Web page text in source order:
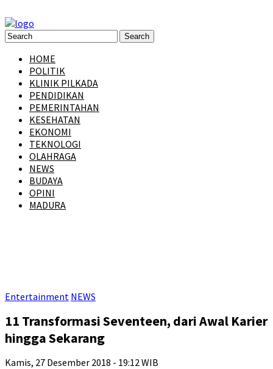
HOME
POLITIK
KLINIK PILKADA
PENDIDIKAN
PEMERINTAHAN
KESEHATAN
EKONOMI
TEKNOLOGI
OLAHRAGA
NEWS
BUDAYA
OPINI
MADURA
Entertainment NEWS
11 Transformasi Seventeen, dari Awal Karier
hingga Sekarang
Kamis, 27 Desember 2018 - 19:12 WIB